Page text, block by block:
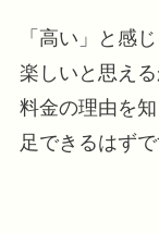
「高い」と感
楽しいと思え
料金の理由を
足できるはずで